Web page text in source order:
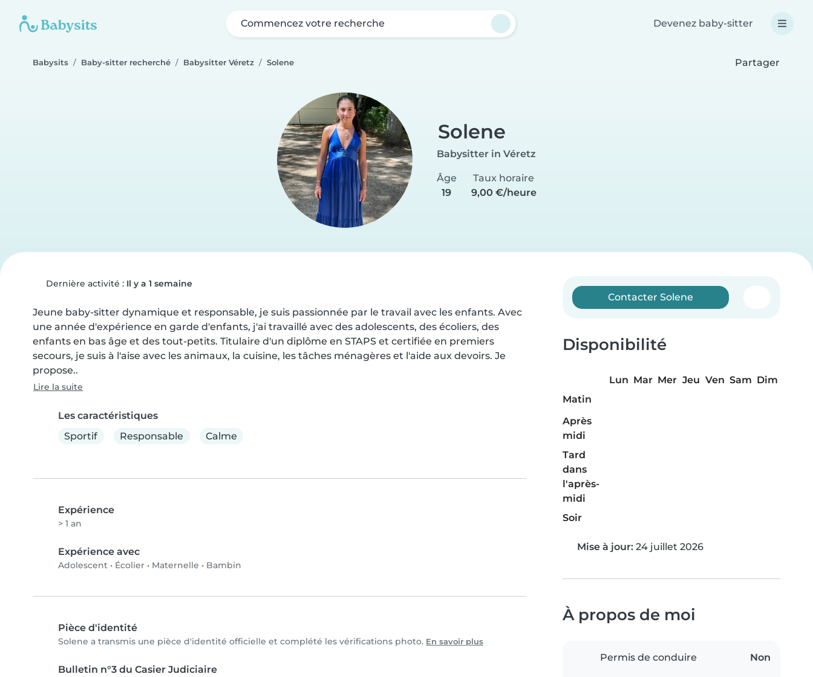
Commencez votre recherche Devenez baby-sitter
Babysits Baby-sitter recherché Babysitter Véretz Solene Partager
Solene
Babysitter in Véretz
Âge
19
Taux horaire
9,00 €/heure
Dernière activité : Il y a 1 semaine
Jeune baby-sitter dynamique et responsable, je suis passionnée par le travail avec les enfants. Avec
une année d'expérience en garde d'enfants, j'ai travaillé avec des adolescents, des écoliers, des
enfants en bas âge et des tout-petits. Titulaire d'un diplôme en STAPS et certifiée en premiers
secours, je suis à l'aise avec les animaux, la cuisine, les tâches ménagères et l'aide aux devoirs. Je
propose..
Lire la suite
Les caractéristiques
Sportif
Responsable Calme
Expérience
> 1 an
Expérience avec
Adolescent • Écolier • Maternelle • Bambin
Pièce d'identité
Solene a transmis une pièce d'identité officielle et complété les vérifications photo. En savoir plus
Bulletin n°3 du Casier Judiciaire
Contacter Solene
Disponibilité
Lun Mar Mer Jeu Ven Sam Dim
Matin
Après
midi
Tard
dans
l'après-
midi
Soir
Mise à jour: 24 juillet 2026
À propos de moi
Permis de conduire Non